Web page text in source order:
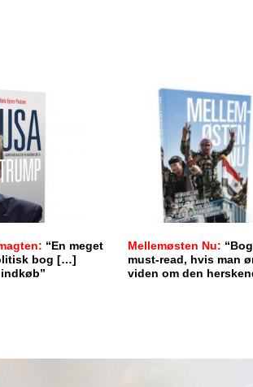
“En meget
bog […]
Mellemøsten Nu:
must-read, hvis man
viden om den